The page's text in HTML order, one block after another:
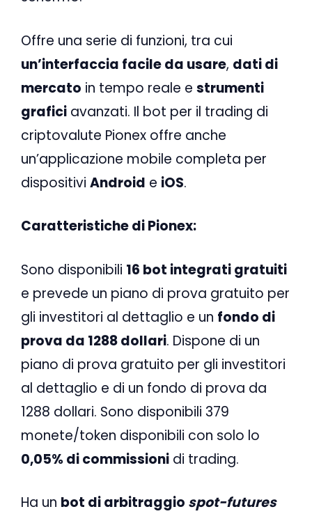
Offre una serie di funzioni, tra cui
un’interfaccia facile da usare, dati di
mercato in tempo reale e strumenti
grafici avanzati. Il bot per il trading di
criptovalute Pionex offre anche
un’applicazione mobile completa per
dispositivi Android e iOS.
Caratteristiche di Pionex:
Sono disponibili 16 bot integrati gratuiti
e prevede un piano di prova gratuito per
gli investitori al dettaglio e un fondo di
prova da 1288 dollari. Dispone di un
piano di prova gratuito per gli investitori
al dettaglio e di un fondo di prova da
1288 dollari. Sono disponibili 379
monete/token disponibili con solo lo
0,05% di commissioni di trading.
Ha un bot di arbitraggio spot-futures